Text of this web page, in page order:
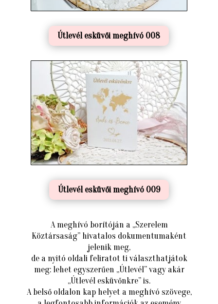
Útlevél esküvői meghívó 008
Útlevél esküvői meghívó 009
A meghívó borítóján a „Szerelem
Köztársaság” hivatalos dokumentumaként
jelenik meg,
de a nyitó oldali feliratot ti választhatjátok
meg: lehet egyszerűen „Útlevél” vagy akár
„Útlevél esküvőnkre” is.
A belső oldalon kap helyet a meghívó szövege,